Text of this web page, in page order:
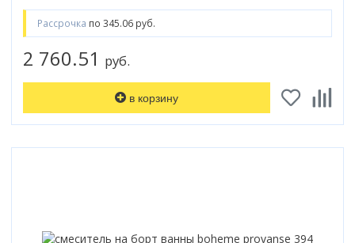
Рассрочка по 345.06 руб.
2 760.51 руб.
в корзину